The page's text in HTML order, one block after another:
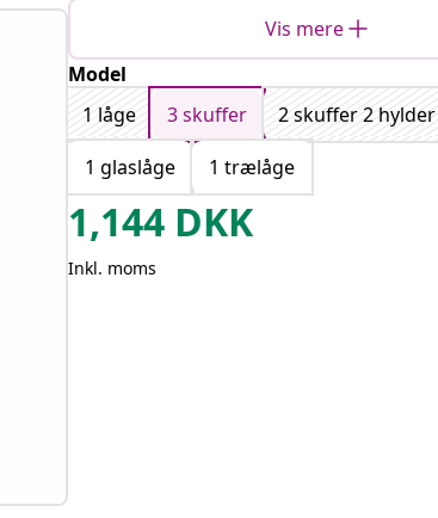
Sort eg
Vis mere
Model
1 låge
3 skuffer 2 skuffer 2 hylder
1 glaslåge
1 trælåge
1,144 DKK
Inkl. moms